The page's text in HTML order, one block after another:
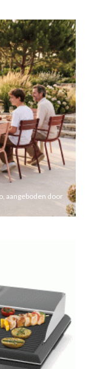
aangeboden door